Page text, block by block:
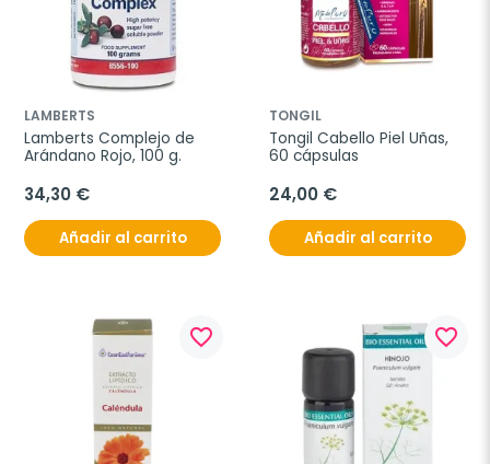
LAMBERTS
Lamberts Complejo de
Arándano Rojo, 100 g.
34,30 €
Añadir al carrito
TONGIL
Tongil Cabello Piel Uñas,
60 cápsulas
24,00 €
Añadir al carrito
favorite_border favorite_border